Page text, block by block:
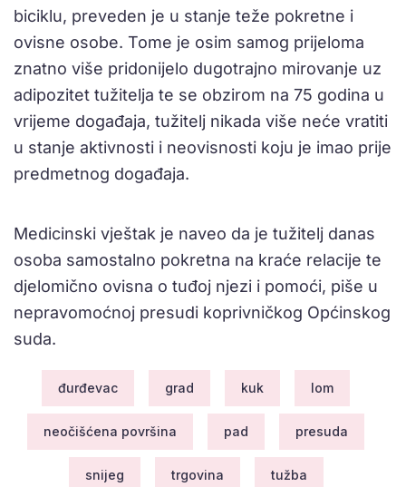
biciklu, preveden je u stanje teže pokretne i
ovisne osobe. Tome je osim samog prijeloma
znatno više pridonijelo dugotrajno mirovanje uz
adipozitet tužitelja te se obzirom na 75 godina u
vrijeme događaja, tužitelj nikada više neće vratiti
u stanje aktivnosti i neovisnosti koju je imao prije
predmetnog događaja.
Medicinski vještak je naveo da je tužitelj danas
osoba samostalno pokretna na kraće relacije te
djelomično ovisna o tuđoj njezi i pomoći, piše u
nepravomoćnoj presudi koprivničkog Općinskog
suda.
đurđevac grad kuk lom
neočišćena površina pad presuda
snijeg trgovina tužba